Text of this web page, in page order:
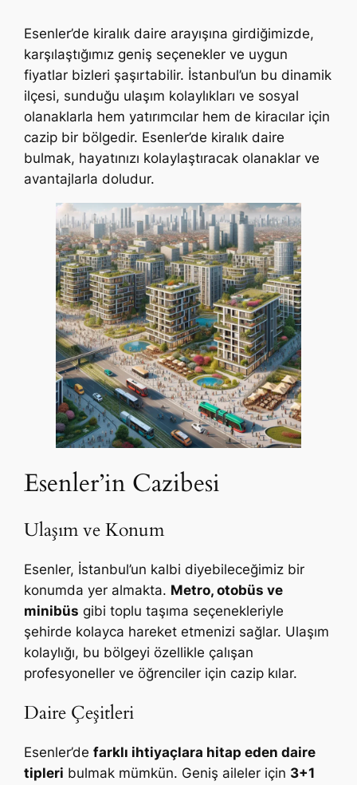
Esenler’de kiralık daire arayışına girdiğimizde,
karşılaştığımız geniş seçenekler ve uygun
fiyatlar bizleri şaşırtabilir. İstanbul’un bu dinamik
ilçesi, sunduğu ulaşım kolaylıkları ve sosyal
olanaklarla hem yatırımcılar hem de kiracılar için
cazip bir bölgedir. Esenler’de kiralık daire
bulmak, hayatınızı kolaylaştıracak olanaklar ve
avantajlarla doludur.
Esenler’in Cazibesi
Ulaşım ve Konum
Esenler, İstanbul’un kalbi diyebileceğimiz bir
konumda yer almakta. Metro, otobüs ve
minibüs gibi toplu taşıma seçenekleriyle
şehirde kolayca hareket etmenizi sağlar. Ulaşım
kolaylığı, bu bölgeyi özellikle çalışan
profesyoneller ve öğrenciler için cazip kılar.
Daire Çeşitleri
Esenler’defarklı ihtiyaçlara hitap eden daire
tipleri bulmak mümkün. Geniş aileler için 3+1